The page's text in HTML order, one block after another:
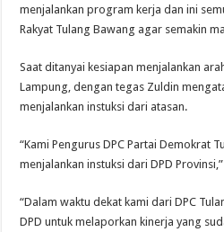
menjalankan program kerja dan ini
Rakyat Tulang Bawang agar semakin
Saat ditanyai kesiapan menjalankan
Lampung, dengan tegas Zuldin
menjalankan instuksi dari atasan.
“Kami Pengurus DPC Partai Demokrat
menjalankan instuksi dari DPD
“Dalam waktu dekat kami dari DPC
DPD untuk melaporkan kinerja yang